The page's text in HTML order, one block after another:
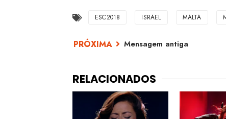
ESC2018 ISRAEL MALTA
Mensagem antiga